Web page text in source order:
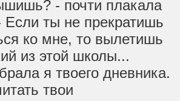
- почти плакала
Если ты не прекратишь
ко мне, то вылетишь
из этой школы...
я твоего дневника.
твои